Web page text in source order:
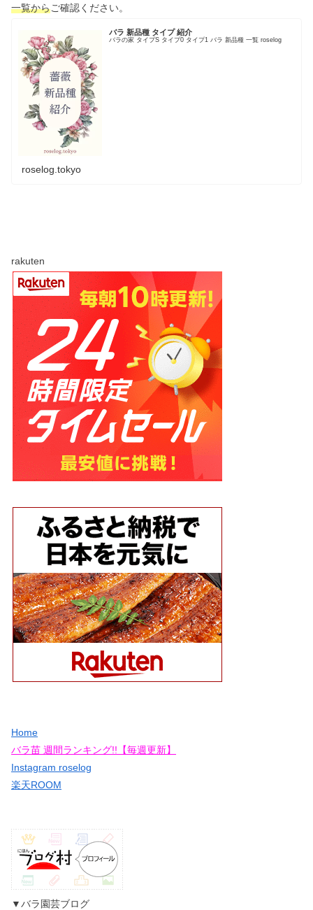
一覧からご確認ください。
バラ 新品種 タイプ 紹介
バラの家 タイプS タイプ0 タイプ1 バラ 新品種 一覧 roselog
roselog.tokyo
rakuten
Home
バラ苗 週間ランキング!!【毎週更新】
Instagram roselog
楽天ROOM
▼バラ園芸ブログ